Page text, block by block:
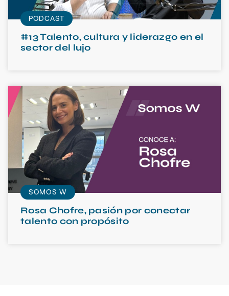
PODCAST
#13 Talento, cultura y liderazgo en el
sector del lujo
SOMOS W
Rosa Chofre, pasión por conectar
talento con propósito